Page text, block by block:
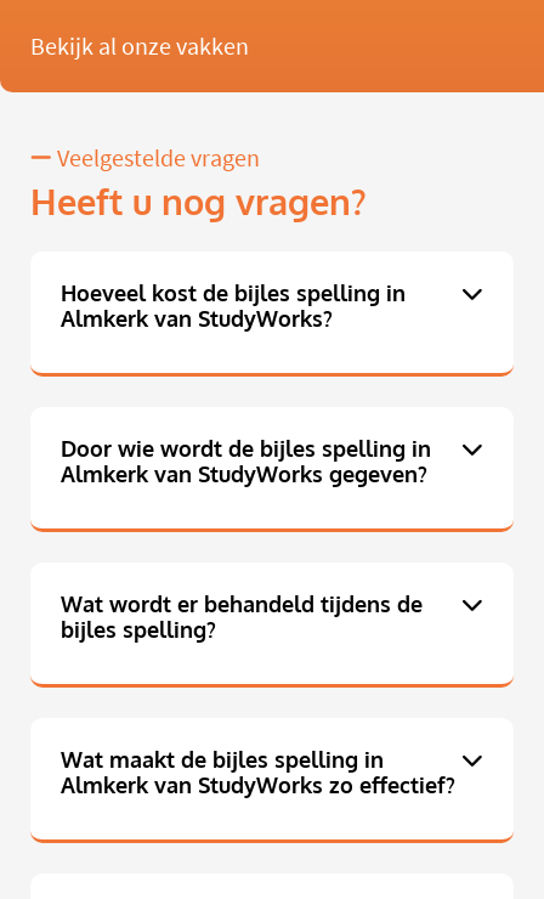
Bekijk al onze vakken
Veelgestelde vragen
Heeft u nog vragen?
Hoeveel kost de bijles spelling in
Almkerk van StudyWorks?
Door wie wordt de bijles spelling in
Almkerk van StudyWorks gegeven?
Wat wordt er behandeld tijdens de
bijles spelling?
Wat maakt de bijles spelling in
Almkerk van StudyWorks zo effectief?